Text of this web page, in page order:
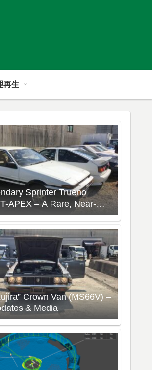
再生
Sprinter Trueno
APEX – A Rare, Near-
Gem
Crown Van (MS66V) –
& Media